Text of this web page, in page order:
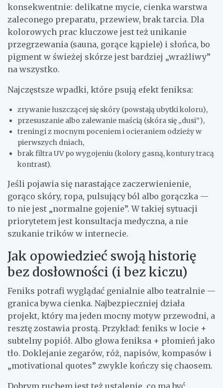
konsekwentnie: delikatne mycie, cienka warstwa
zaleconego preparatu, przewiew, brak tarcia. Dla
kolorowych prac kluczowe jest też unikanie
przegrzewania (sauna, gorące kąpiele) i słońca, bo
pigment w świeżej skórze jest bardziej „wrażliwy”
na wszystko.
Najczęstsze wpadki, które psują efekt feniksa:
zrywanie łuszczącej się skóry (powstają ubytki koloru),
przesuszanie albo zalewanie maścią (skóra się „dusi”),
treningi z mocnym poceniem i ocieraniem odzieży w
pierwszych dniach,
brak filtra UV po wygojeniu (kolory gasną, kontury tracą
kontrast).
Jeśli pojawia się narastające zaczerwienienie,
gorąco skóry, ropa, pulsujący ból albo gorączka —
to nie jest „normalne gojenie”. W takiej sytuacji
priorytetem jest konsultacja medyczna, a nie
szukanie trików w internecie.
Jak opowiedzieć swoją historię
bez dosłowności (i bez kiczu)
Feniks potrafi wyglądać genialnie albo teatralnie —
granica bywa cienka. Najbezpieczniej działa
projekt, który ma jeden mocny motyw przewodni, a
resztę zostawia prostą. Przykład: feniks w locie +
subtelny popiół. Albo głowa feniksa + płomień jako
tło. Doklejanie zegarów, róż, napisów, kompasów i
„motivational quotes” zwykle kończy się chaosem.
Dobrym ruchem jest też ustalenie, co ma być